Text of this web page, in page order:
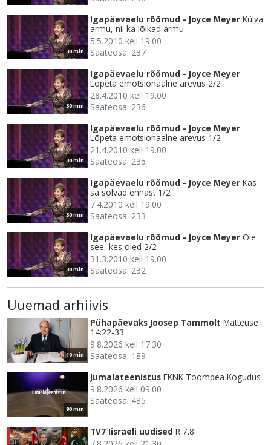
30 min
Igapäevaelu rõõmud - Joyce Meyer Külva
armu, nii ka lõikad armu
5.5.2010 kell 19.00
Saateosa: 237
30 min
Igapäevaelu rõõmud - Joyce Meyer
Lõpeta emotsionaalne ärevus 2/2
28.4.2010 kell 19.00
Saateosa: 236
30 min
Igapäevaelu rõõmud - Joyce Meyer
Lõpeta emotsionaalne ärevus 1/2
21.4.2010 kell 19.00
Saateosa: 235
30 min
Igapäevaelu rõõmud - Joyce Meyer Kas
sa solvad ennast 1/2
7.4.2010 kell 19.00
Saateosa: 233
30 min
Igapäevaelu rõõmud - Joyce Meyer Ole
see, kes oled 2/2
31.3.2010 kell 19.00
Saateosa: 232
Uuemad arhiivis
10 min
Pühapäevaks Joosep Tammolt Matteuse
14:22-33
9.8.2026 kell 17.30
Saateosa: 189
90 min
Jumalateenistus EKNK Toompea Kogudus
9.8.2026 kell 09.00
Saateosa: 485
TV7 Iisraeli uudised R 7.8.